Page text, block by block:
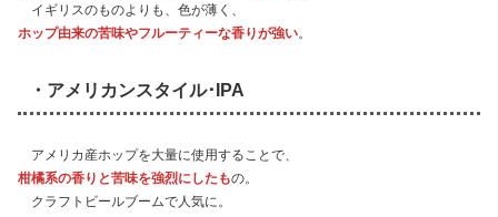
イギリスのものよりも、色が薄く、
ホップ由来の苦味やフルーティーな香りが強い。
・アメリカンスタイル･IPA
アメリカ産ホップを大量に使用することで、
柑橘系の香りと苦味を強烈にしたもの。
クラフトビールブームで人気に。